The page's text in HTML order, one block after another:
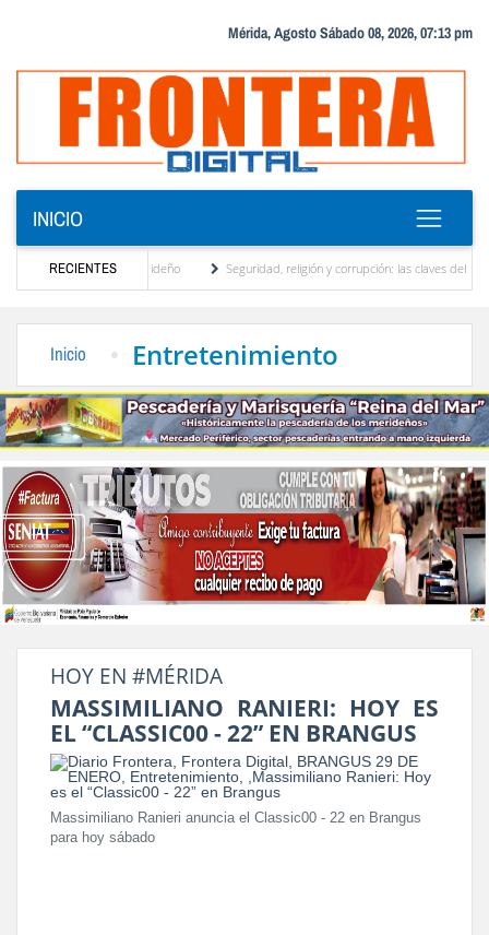
Mérida, Agosto Sábado 08, 2026, 07:13 pm
INICIO
RECIENTES
motor turístico merideño
Seguridad, religión y corrupción: las claves del primer
Inicio Entretenimiento
HOY EN #MÉRIDA
MASSIMILIANO RANIERI: HOY ES
EL “CLASSIC00 - 22” EN BRANGUS
Massimiliano Ranieri anuncia el Classic00 - 22 en Brangus
para hoy sábado